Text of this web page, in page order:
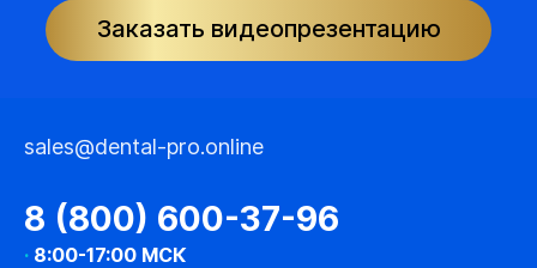
Заказать видеопрезентацию
sales@dental-pro.online
8 (800) 600-37-96
· 8:00-17:00 МСК